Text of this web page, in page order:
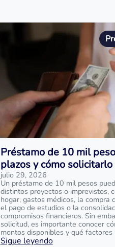
Préstamo de 10 mil
plazos y cómo solicitarlo
julio 29, 2026
Un préstamo de 10 mil pesos
distintos proyectos o imprevistos,
hogar, gastos médicos, la compra
el pago de estudios o la
compromisos financieros. Sin
solicitud, es importante conocer
montos disponibles y qué
Sigue leyendo